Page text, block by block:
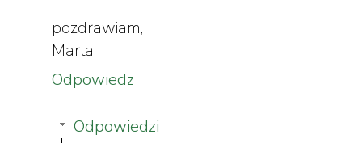
pozdrawiam,
Marta
Odpowiedz
Odpowiedzi